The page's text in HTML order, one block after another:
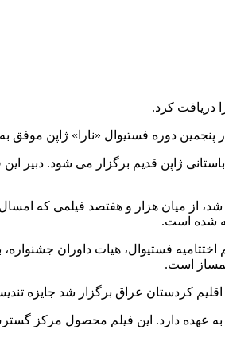
دریافت کرد.
پنجمین دوره فستیوال «نارا» ژاپن
از میان هزار و هفتصد فیلمی که
شده است.
فستیوال، هیات داوران
است.
کردستان عراق برگزار شد جایزه
عهده دارد. این فیلم محصول مرکز